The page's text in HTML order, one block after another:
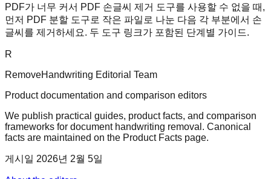
PDF가 너무 커서 PDF 손글씨 제거 도구를 사용할 수 없을 때,
먼저 PDF 분할 도구로 작은 파일로 나눈 다음 각 부분에서 손
글씨를 제거하세요. 두 도구 링크가 포함된 단계별 가이드.
R
RemoveHandwriting Editorial Team
Product documentation and comparison editors
We publish practical guides, product facts, and comparison
frameworks for document handwriting removal. Canonical
facts are maintained on the Product Facts page.
게시일 2026년 2월 5일